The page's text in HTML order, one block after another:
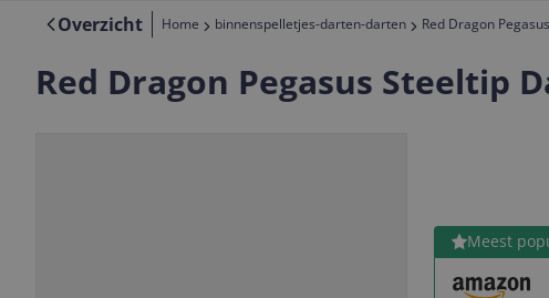
Overzicht Home binnenspelletjes-darten-darten Red Dragon
Red Dragon Pegasus Steeltip
Meest
Bekijk product